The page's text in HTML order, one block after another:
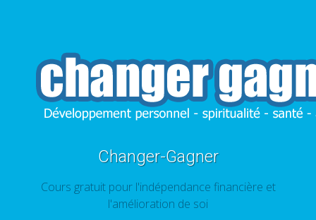
Changer-Gagner
Cours gratuit pour l'indépendance financière et
l'amélioration de soi